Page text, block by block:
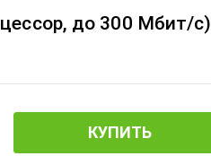
до 300 Мбит/с)
КУПИТЬ